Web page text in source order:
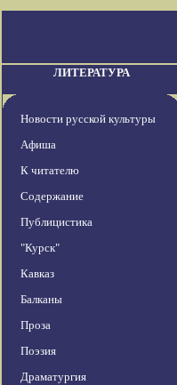
ЛИТЕРАТУРА
Новости русской культуры
Афиша
К читателю
Содержание
Публицистика
"Курск"
Кавказ
Балканы
Проза
Поэзия
Драматургия